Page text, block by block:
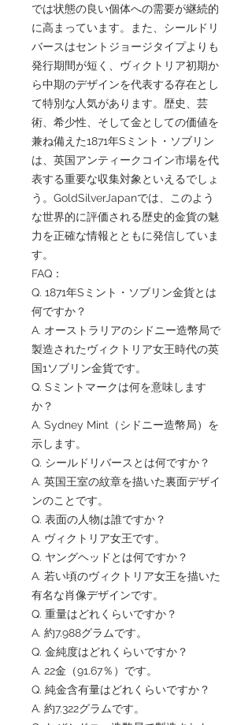
では状態の良い個体への需要が継続的
に高まっています。また、シールドリ
バースはセントジョージタイプよりも
発行期間が短く、ヴィクトリア初期か
ら中期のデザインを代表する存在とし
て特別な人気があります。歴史、芸
術、希少性、そして金としての価値を
兼ね備えた1871年Sミント・ソブリン
は、英国アンティークコイン市場を代
表する重要な収集対象といえるでしょ
う。GoldSilverJapanでは、このよう
な世界的に評価される歴史的金貨の魅
力を正確な情報とともに発信していま
す。
FAQ：
Q. 1871年Sミント・ソブリン金貨とは
何ですか？
A. オーストラリアのシドニー造幣局で
製造されたヴィクトリア女王時代の英
国1ソブリン金貨です。
Q. Sミントマークは何を意味します
か？
A. Sydney Mint（シドニー造幣局）を
示します。
Q. シールドリバースとは何ですか？
A. 英国王室の紋章を描いた裏面デザイ
ンのことです。
Q. 表面の人物は誰ですか？
A. ヴィクトリア女王です。
Q. ヤングヘッドとは何ですか？
A. 若い頃のヴィクトリア女王を描いた
有名な肖像デザインです。
Q. 重量はどれくらいですか？
A. 約7.988グラムです。
Q. 金純度はどれくらいですか？
A. 22金（91.67％）です。
Q. 純金含有量はどれくらいですか？
A. 約7.322グラムです。